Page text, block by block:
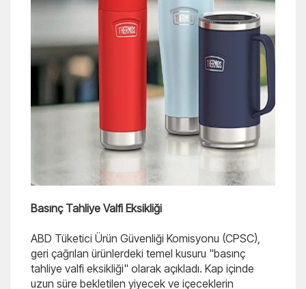
Basınç Tahliye Valfi Eksikliği
ABD Tüketici Ürün Güvenliği Komisyonu (CPSC),
geri çağrılan ürünlerdeki temel kusuru "basınç
tahliye valfi eksikliği" olarak açıkladı. Kap içinde
uzun süre bekletilen yiyecek ve içeceklerin